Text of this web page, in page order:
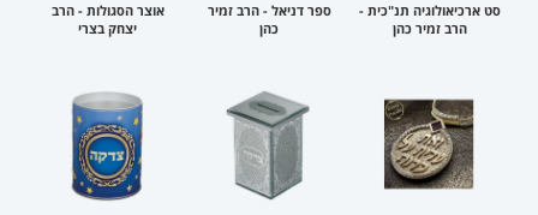
סט ארכיאולוגיה תנ"כית -
הרב זמיר כהן
ספר דניאל - הרב זמיר
כהן
אוצר הסגולות - הרב
יצחק בצרי